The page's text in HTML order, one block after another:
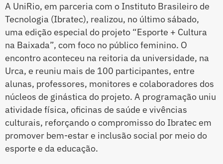
A UniRio, em parceria com o Instituto Brasileiro de
Tecnologia (Ibratec), realizou, no último sábado,
uma edição especial do projeto “Esporte + Cultura
na Baixada”, com foco no público feminino. O
encontro aconteceu na reitoria da universidade, na
Urca, e reuniu mais de 100 participantes, entre
alunas, professores, monitores e colaboradores dos
núcleos de ginástica do projeto. A programação uniu
atividade física, oficinas de saúde e vivências
culturais, reforçando o compromisso do Ibratec em
promover bem-estar e inclusão social por meio do
esporte e da educação.